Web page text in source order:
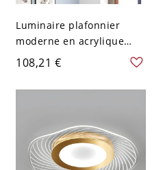
Luminaire plafonnier
moderne en acrylique
blanc - Éclairage élégant
vers le bas - 110 V-120 V
40,64 cm Blanc Or
108,21 €